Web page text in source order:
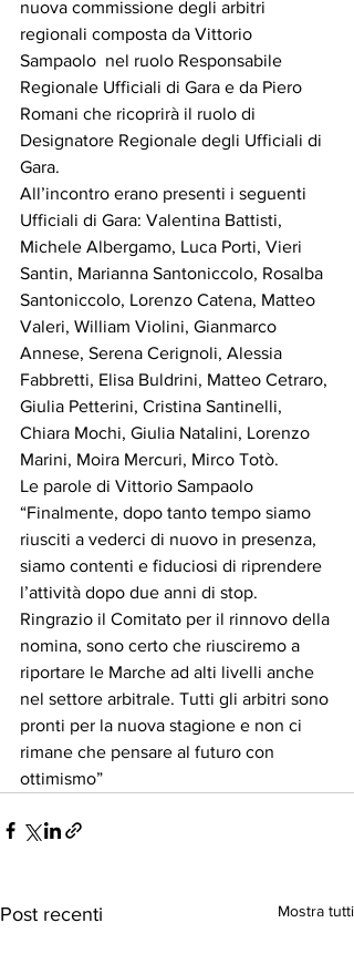
nuova commissione degli arbitri
regionali composta da Vittorio
Sampaolo  nel ruolo Responsabile
Regionale Ufficiali di Gara e da Piero
Romani che ricoprirà il ruolo di
Designatore Regionale degli Ufficiali di
Gara.
All’incontro erano presenti i seguenti
Ufficiali di Gara: Valentina Battisti,
Michele Albergamo, Luca Porti, Vieri
Santin, Marianna Santoniccolo, Rosalba
Santoniccolo, Lorenzo Catena, Matteo
Valeri, William Violini, Gianmarco
Annese, Serena Cerignoli, Alessia
Fabbretti, Elisa Buldrini, Matteo Cetraro,
Giulia Petterini, Cristina Santinelli,
Chiara Mochi, Giulia Natalini, Lorenzo
Marini, Moira Mercuri, Mirco Totò.
Le parole di Vittorio Sampaolo
“Finalmente, dopo tanto tempo siamo
riusciti a vederci di nuovo in presenza,
siamo contenti e fiduciosi di riprendere
l’attività dopo due anni di stop.
Ringrazio il Comitato per il rinnovo della
nomina, sono certo che riusciremo a
riportare le Marche ad alti livelli anche
nel settore arbitrale. Tutti gli arbitri sono
pronti per la nuova stagione e non ci
rimane che pensare al futuro con
ottimismo”
Post recenti Mostra tutti